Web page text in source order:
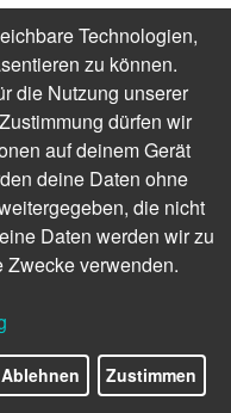
wurde auch das 50-
Technologien,
zu können.
die Nutzung unserer
dürfen wir
auf deinem Gerät
deine Daten ohne
die nicht
Daten werden wir zu
Zwecke verwenden.
Ablehnen Zustimmen